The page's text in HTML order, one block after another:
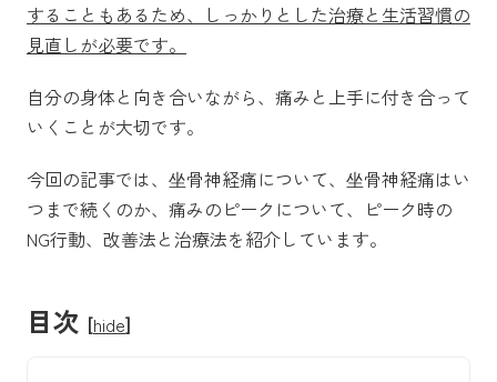
することもあるため、しっかりとした治療と生活習慣の
見直しが必要です。
自分の身体と向き合いながら、痛みと上手に付き合って
いくことが大切です。
今回の記事では、坐骨神経痛について、 坐骨神経痛はい
つまで続くのか、痛みのピークについて、ピーク時の
NG行動、改善法と治療法を紹介しています。
目次 [hide]